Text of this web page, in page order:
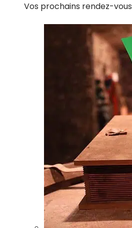
Vos prochains rendez-vous